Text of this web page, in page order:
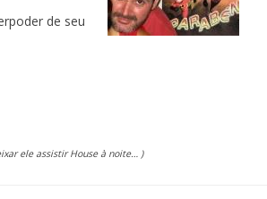
de seu
ele assistir House à noite… )